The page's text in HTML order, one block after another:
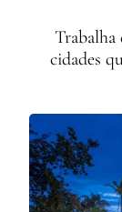
cidades